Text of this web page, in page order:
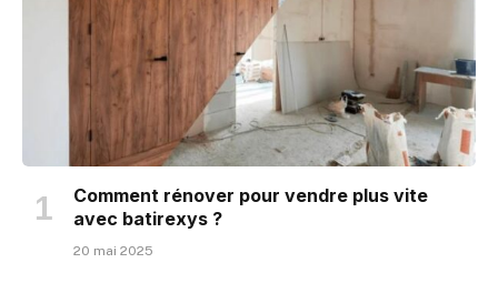
Comment rénover pour vendre plus vite
avec batirexys ?
20 mai 2025